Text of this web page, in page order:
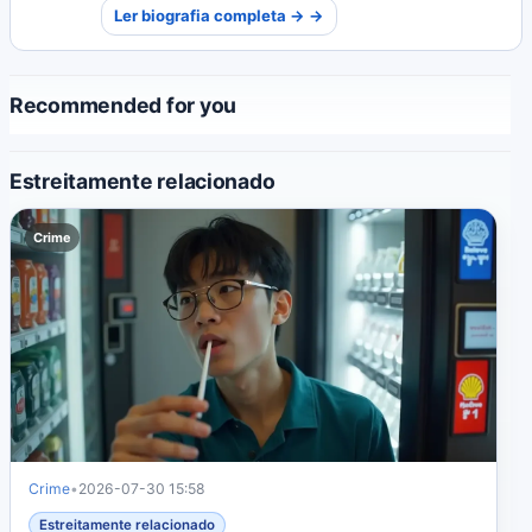
perspetivas tradicionais e contemporâneas.
Ler biografia completa → →
Recommended for you
Estreitamente relacionado
Crime
Crime• 2026-07-30 15:58
Estreitamente relacionado